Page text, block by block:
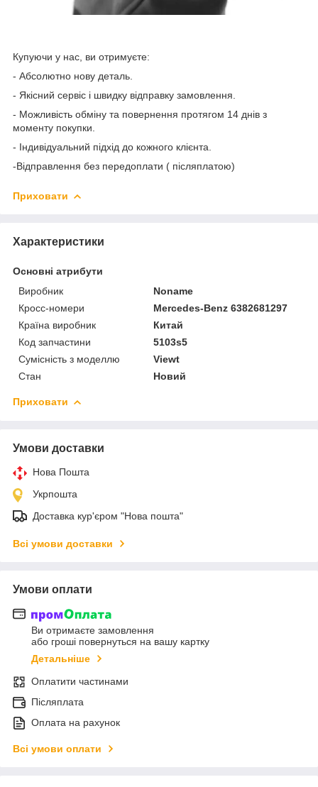
Купуючи у нас, ви отримуєте:
- Абсолютно нову деталь.
- Якісний сервіс і швидку відправку замовлення.
- Можливість обміну та повернення протягом 14 днів з
моменту покупки.
- Індивідуальний підхід до кожного клієнта.
-Відправлення без передоплати ( післяплатою)
Приховати
Характеристики
Основні атрибути
Виробник
Noname
Кросс-номери
Mercedes-Benz 6382681297
Країна виробник
Китай
Код запчастини
5103s5
Сумісність з моделлю
Viewt
Стан
Новий
Приховати
Умови доставки
Нова Пошта
Укрпошта
Доставка кур'єром "Нова пошта"
Всі умови доставки
Умови оплати
Ви отримаєте замовлення
або гроші повернуться на вашу картку
Детальніше
Оплатити частинами
Післяплата
Оплата на рахунок
Всі умови оплати